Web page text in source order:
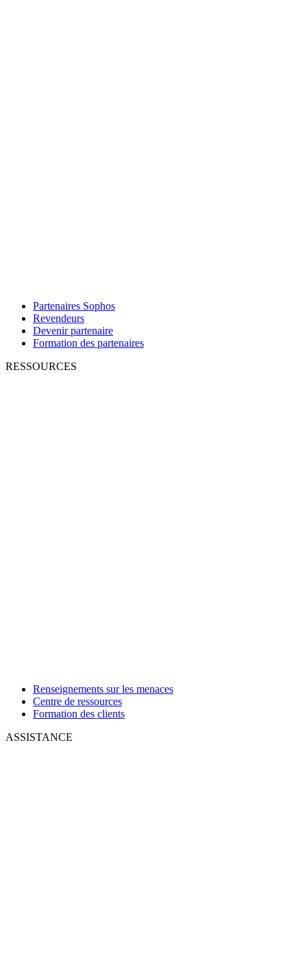
Partenaires Sophos
Revendeurs
Devenir partenaire
Formation des partenaires
RESSOURCES
Renseignements sur les menaces
Centre de ressources
Formation des clients
ASSISTANCE